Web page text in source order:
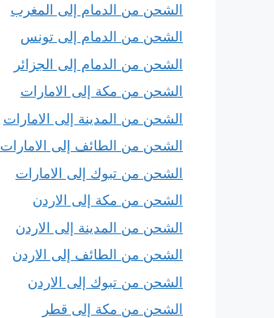
الشحن من الدمام إلى المغرب
الشحن من الدمام إلى تونس
الشحن من الدمام إلى الجزائر
الشحن من مكة إلى الامارات
الشحن من المدينة إلى الامارات
الشحن من الطائف إلى الامارات
الشحن من تبوك إلى الامارات
الشحن من مكة إلى الاردن
الشحن من المدينة إلى الاردن
الشحن من الطائف إلى الاردن
الشحن من تبوك إلى الاردن
الشحن من مكة إلى قطر